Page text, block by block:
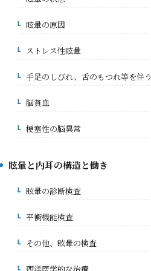
2-2.眩暈の原因
2-2-1.
ストレス性眩暈
2-2-2.
手足のしびれ、舌のもつれ等を伴う
2-2-3.
脳貧血
2-2-4.
梗塞性の脳異常
3.
眩暈と内耳の構造と働き
3-1.眩暈の診断検査
3-1-1.
平衡機能検査
3-1-2.
その他、眩暈の検査